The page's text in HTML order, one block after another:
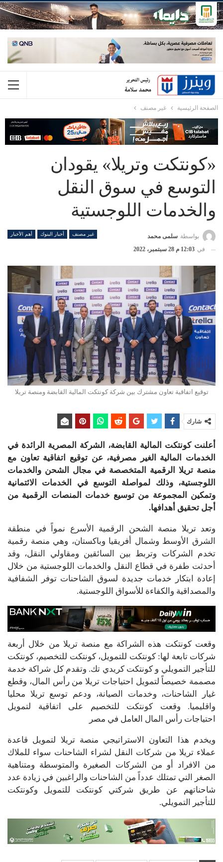
الصفحة الرئيسية غير مصنف
«كونتكت وتريلا» يقودان
التوسع في سوق النقل
والخدمات اللوجستية
غير مصنف أخبار البنوك أهم الأخبار بواسطة سلمى محمد
في 12:03 م 28 سبتمبر، 2022
توقيع اتفاقية تعاون مشترك بين شركة كونتكت المالية القابضة ومنصة تريلا
شارك
أعلنت كونتكت المالية القابضة، الشركة المصرية الرائدة في
الخدمات المالية الغير مصرفية، عن توقيع اتفاقية تعاون مع
منصة تريلا الرقمية المتخصصة في مجال الشحن والخدمات
اللوجستية، وذلك لمواصلة التوسع في الخدمات الائتمانية
وتمكين المجموعة من توسيع خدمات المنصات الرقمية من
أجل تحقيق أهدافها.
وتعد تريلا منصة الشحن الرقمية الأسرع نمواً في منطقة
الشرق الأوسط وشمال أفريقيا وباكستان، وهي منصة رقمية
تخدم الشركات وتربط بين السائقين ومقاولي النقل، وقد
أحدثت طفرة في قطاع النقل والخدمات اللوجستية من خلال
إعادة ابتكار خدمات جديدة لسوق الشاحنات توفر الشفافية
والمصداقية والكفاءة للأسواق اللوجستية.
وقعت كونتكت هذه الشراكة مع منصة تريلا من خلال أربعة
شركات تابعة لها: كونتكت للتمويل، كونتكت للتخصيم، كونتكت
للتأجير التمويلي و كونتكت كريدي تك. وتقدم كل شراكة خدمة
مصممة خصيصاً لتمويل احتياجات تريلا من رأس المال، وقطع
غيار الشاحنات، وخدمات الصيانة، ودعم توسع تريلا محليا
واقليميا. وقعت كونتكت للتخصيم على اتفاقية لتمويل
احتياجات رأس المال العامل في مصر
ويخدم هذا التعاون الاستراتيجي منصة تريلا لتمويل قاعدة
عملاء تريلا من شركات النقل لشراء الشاحنات سواء للملاك
من الافراد أو من الشركات الصغيرة والمتوسطة ومتناهية
الصغر التي تمتلك عدداً من الشاحنات والراغبين في زيادة عدد
شاحناتهم عن طريق شركتي كونتكت للتمويل وكونتكت
للتأجير التمويلي.